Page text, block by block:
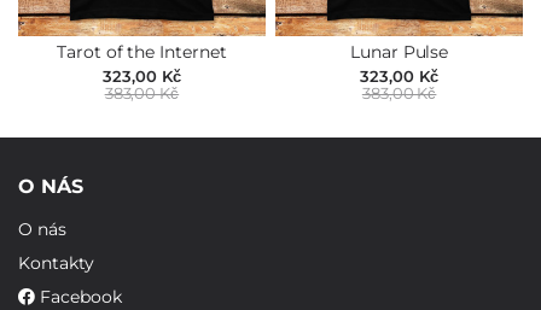
Tarot of the Internet
323,00 Kč
383,00 Kč
Lunar Pulse
323,00 Kč
383,00 Kč
O NÁS
O nás
Kontakty
Facebook